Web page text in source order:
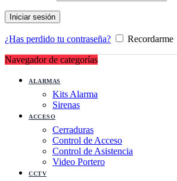
Iniciar sesión
¿Has perdido tu contraseña? Recordarme
Navegador de categorías
ALARMAS
Kits Alarma
Sirenas
ACCESO
Cerraduras
Control de Acceso
Control de Asistencia
Video Portero
CCTV